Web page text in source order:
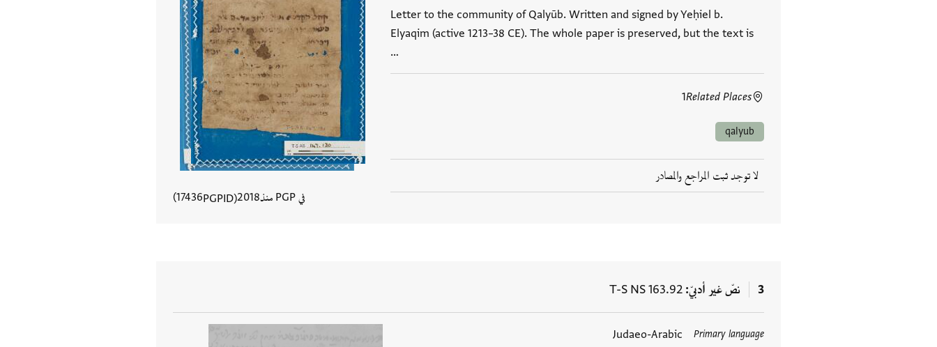
Letter to the community of Qalyūb. Written and signed by Yeḥiel b.
Elyaqim (active 1213–38 CE). The whole paper is preserved, but the text is
…
Related Places
1
qalyub
لا توجد ثبت المراجع والمصادر
في PGP منذ
2018
PGPID
17436
3 نصّ غير أدبيّ T-S NS 163.92
Primary language
Judaeo-Arabic العلامات